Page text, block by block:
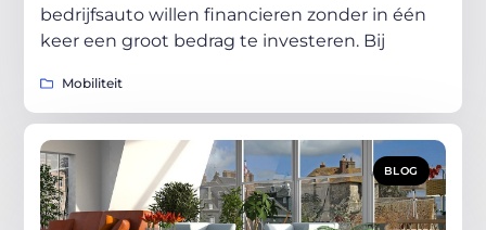
bedrijfsauto willen financieren zonder in één
keer een groot bedrag te investeren. Bij
Mobiliteit
BLOG